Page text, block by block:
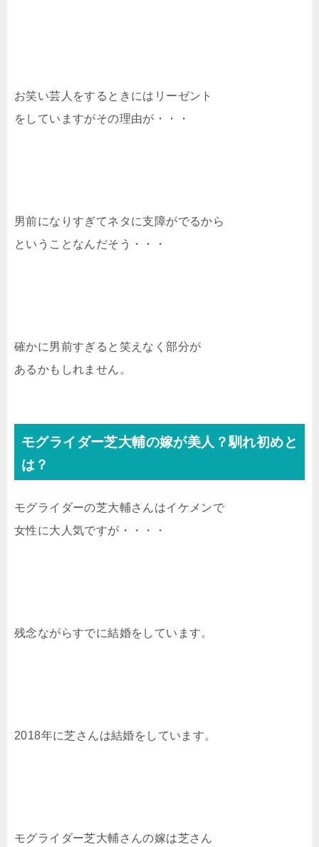
お笑い芸人をするときにはリーゼント
をしていますがその理由が・・・
男前になりすぎてネタに支障がでるから
ということなんだそう・・・
確かに男前すぎると笑えなく部分が
あるかもしれません。
モグライダー芝大輔の嫁が美人？馴れ初めと
は？
モグライダーの芝大輔さんはイケメンで
女性に大人気ですが・・・・
残念ながらすでに結婚をしています。
2018年に芝さんは結婚をしています。
モグライダー芝大輔さんの嫁は芝さん